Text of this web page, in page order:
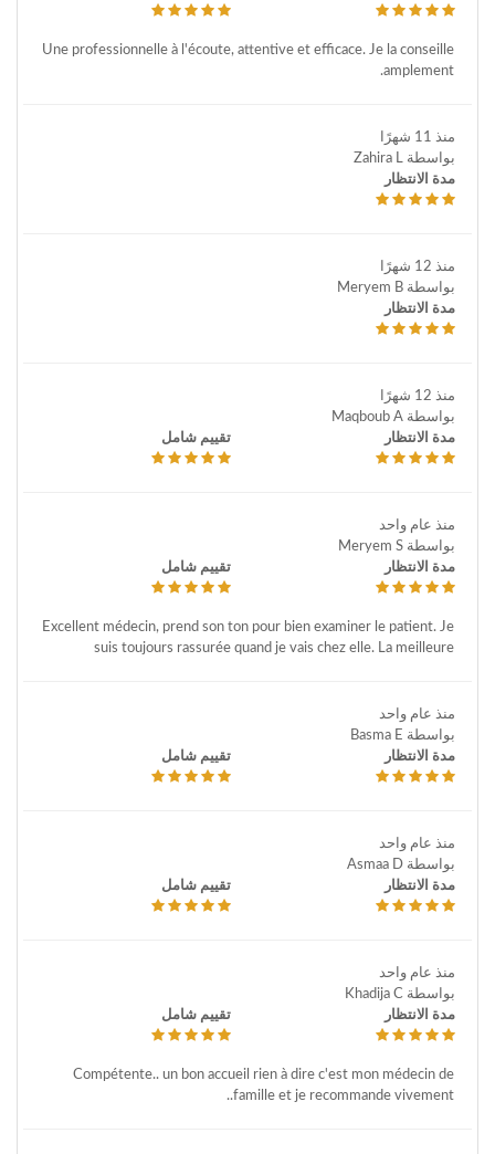
Une professionnelle à l'écoute, attentive et efficace. Je la conseille
amplement.
منذ 11 شهرًا
بواسطة Zahira L
مدة الانتظار
منذ 12 شهرًا
بواسطة Meryem B
مدة الانتظار
منذ 12 شهرًا
بواسطة Maqboub A
مدة الانتظار
تقييم شامل
منذ عام واحد
بواسطة Meryem S
مدة الانتظار
تقييم شامل
Excellent médecin, prend son ton pour bien examiner le patient. Je
suis toujours rassurée quand je vais chez elle. La meilleure
منذ عام واحد
بواسطة Basma E
مدة الانتظار
تقييم شامل
منذ عام واحد
بواسطة Asmaa D
مدة الانتظار
تقييم شامل
منذ عام واحد
بواسطة Khadija C
مدة الانتظار
تقييم شامل
Compétente.. un bon accueil rien à dire c'est mon médecin de
famille et je recommande vivement..